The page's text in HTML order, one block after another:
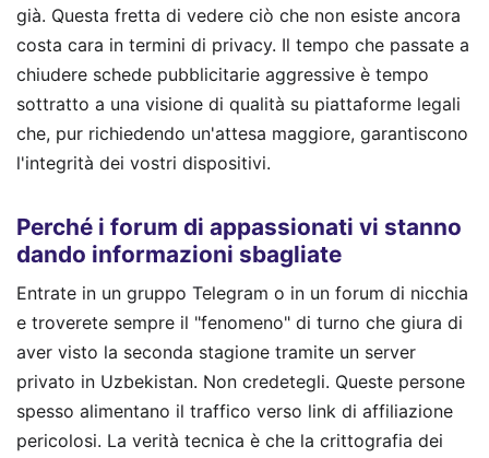
già. Questa fretta di vedere ciò che non esiste ancora
costa cara in termini di privacy. Il tempo che passate a
chiudere schede pubblicitarie aggressive è tempo
sottratto a una visione di qualità su piattaforme legali
che, pur richiedendo un'attesa maggiore, garantiscono
l'integrità dei vostri dispositivi.
Perché i forum di appassionati vi stanno
dando informazioni sbagliate
Entrate in un gruppo Telegram o in un forum di nicchia
e troverete sempre il "fenomeno" di turno che giura di
aver visto la seconda stagione tramite un server
privato in Uzbekistan. Non credetegli. Queste persone
spesso alimentano il traffico verso link di affiliazione
pericolosi. La verità tecnica è che la crittografia dei